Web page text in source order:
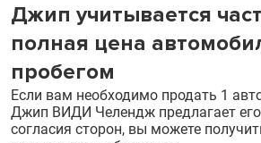
Джип учитывается
полная цена
пробегом
Если вам необходимо продать 1
Джип ВИДИ Челендж предлагает
согласия сторон, вы можете